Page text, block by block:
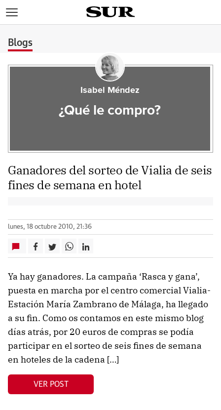
Blogs
Isabel Méndez
¿Qué le compro?
Ganadores del sorteo de Vialia de seis
fines de semana en hotel
lunes, 18 octubre 2010, 21:36
Ya hay ganadores. La campaña ‘Rasca y gana’,
puesta en marcha por el centro comercial Vialia-
Estación María Zambrano de Málaga, ha llegado
a su fin. Como os contamos en este mismo blog
días atrás, por 20 euros de compras se podía
participar en el sorteo de seis fines de semana
en hoteles de la cadena […]
VER POST